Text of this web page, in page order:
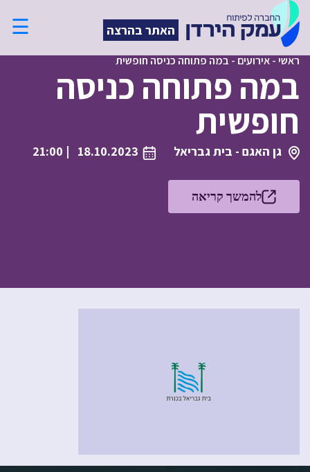
האתר בהרצה ☰
ראשי-אירועים - במה פתוחה כניסה חופשית
במה פתוחה כניסה
חופשית
גן האגם - בית גבריאל 18.10.2023
| 21:00
להמשך קריאה